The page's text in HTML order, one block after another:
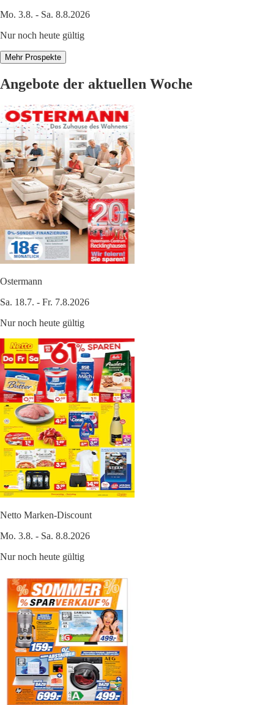
Mo. 3.8. - Sa. 8.8.2026
Nur noch heute gültig
Mehr Prospekte
Angebote der aktuellen Woche
Ostermann
Sa. 18.7. - Fr. 7.8.2026
Nur noch heute gültig
Netto Marken-Discount
Mo. 3.8. - Sa. 8.8.2026
Nur noch heute gültig